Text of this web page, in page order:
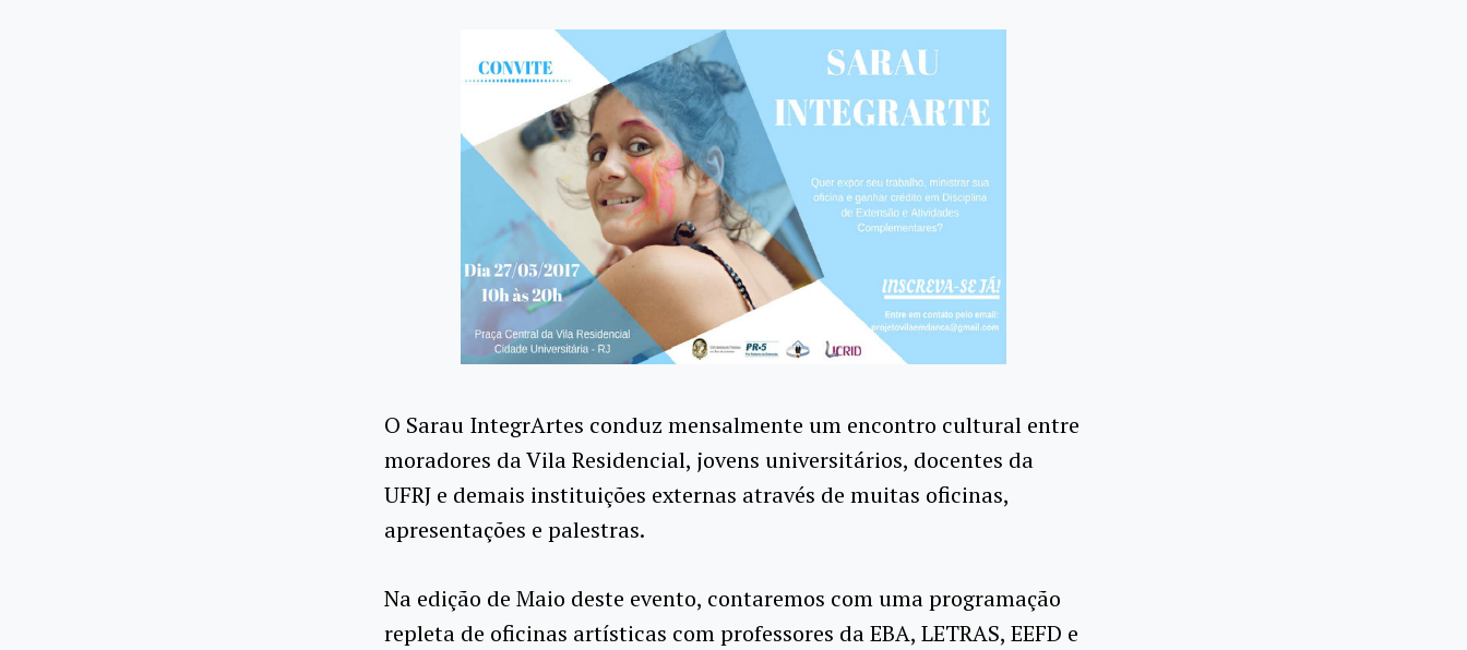
O Sarau IntegrArtes conduz mensalmente um encontro cultural entre
moradores da Vila Residencial, jovens universitários, docentes da
UFRJ e demais instituições externas através de muitas oficinas,
apresentações e palestras.
Na edição de Maio deste evento, contaremos com uma programação
repleta de oficinas artísticas com professores da EBA, LETRAS, EEFD e